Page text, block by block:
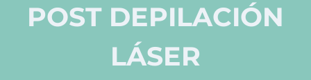
POST DEPILACIÓN
LÁSER